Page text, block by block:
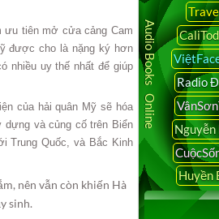
ưu tiên mở cửa cảng Cam
được cho là nặng ký hơn
nhiều uy thế nhất để giúp
của hải quân Mỹ sẽ hóa
và củng cố trên Biển
Trung Quốc, và Bắc Kinh
nên vẫn còn khiến Hà
sinh.
Radio
Nguyễn
Huyền
Audio Books Online